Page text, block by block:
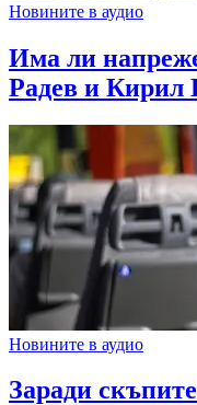
Новините в аудио
Има ли
Радев и Кирил
Новините в аудио
Заради